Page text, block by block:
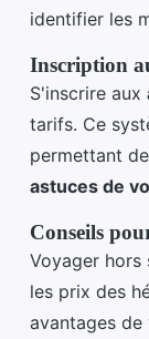
identifier les
Inscription
S'inscrire aux
tarifs. Ce
permettant
astuces de
Conseils
Voyager hors
les prix des
avantages de